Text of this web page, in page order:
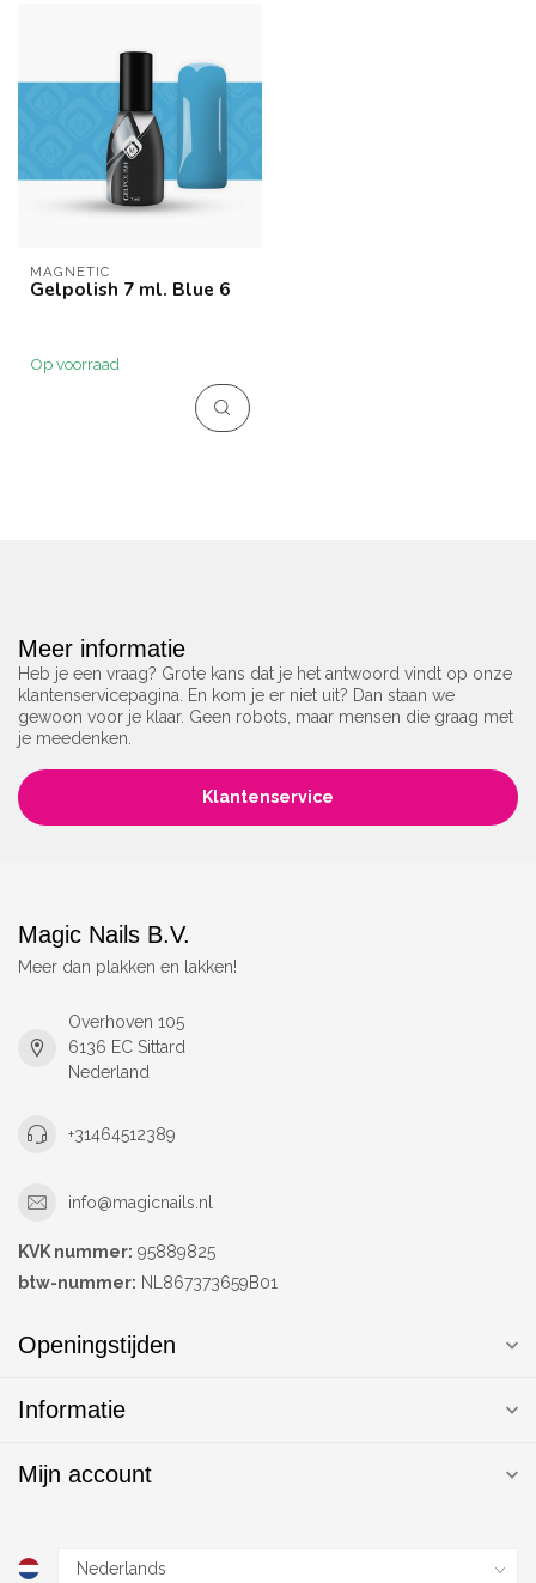
MAGNETIC
Gelpolish 7 ml. Blue 6
Op voorraad
Meer informatie
Heb je een vraag? Grote kans dat je het antwoord vindt op onze
klantenservicepagina. En kom je er niet uit? Dan staan we
gewoon voor je klaar. Geen robots, maar mensen die graag met
je meedenken.
Klantenservice
Magic Nails B.V.
Meer dan plakken en lakken!
Overhoven 105
6136 EC Sittard
Nederland
+31464512389
info@magicnails.nl
KVK nummer: 95889825
btw-nummer: NL867373659B01
Openingstijden
Informatie
Mijn account